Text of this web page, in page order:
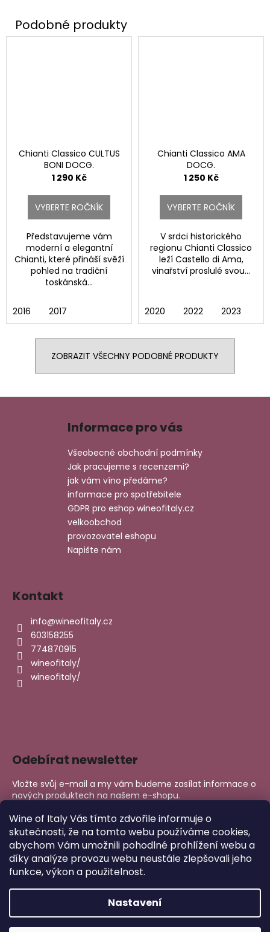
Wine of Italy Vás tímto zdvořile informuje o
skutečnosti, že na tomto webu používáme cookies,
abychom Vám umožnili pohodlné prohlížení webu a
díky analýze provozu webu neustále zlepšovali jeho
funkce, výkon a použitelnost.
Nastavení
Chianti Classico CULTUS
BONI DOCG.
1 290 Kč
VYBERTE ROČNÍK
Představujeme vám
moderní a elegantní
Chianti, které přináší svěží
pohled na tradiční
toskánská...
2016 2017
Chianti Classico AMA
DOCG.
1 250 Kč
VYBERTE ROČNÍK
V srdci historického
regionu Chianti Classico
leží Castello di Ama,
vinařství proslulé svou...
2020 2022 2023
ZOBRAZIT VŠECHNY PODOBNÉ PRODUKTY
Informace pro vás
Všeobecné obchodní podmínky
Jak pracujeme s recenzemi?
jak vám víno předáme?
informace pro spotřebitele
GDPR pro eshop wineofitaly.cz
velkoobchod
provozovatel eshopu
Napište nám
Kontakt
info@wineofitaly.cz
603158255
774870915
wineofitaly/
wineofitaly/
Odebírat newsletter
Vložte svůj e-mail a my vám budeme zasílat informace o
nových produktech na našem e-shopu.
E-mail
PŘIHLÁSIT SE
Wine of Italy. Všechna práva vyhrazena.
Upravit nastavení cookies